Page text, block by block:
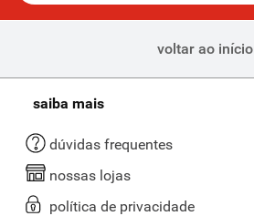
voltar ao início
saiba mais
dúvidas frequentes
nossas lojas
política de privacidade